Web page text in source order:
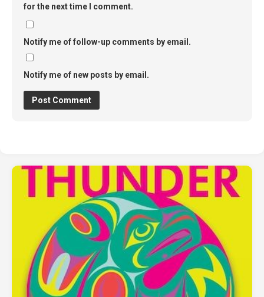
for the next time I comment.
Notify me of follow-up comments by email.
Notify me of new posts by email.